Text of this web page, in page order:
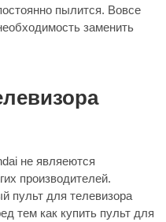
пылится. Вовсе
заменить
не являеются
производителей.
пульт для телевизора
тем как купить пульт для